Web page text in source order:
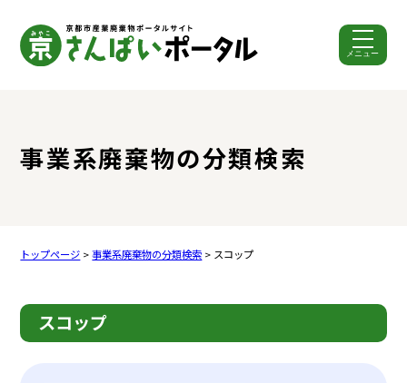
メニュー
事業系廃棄物の分類検索
トップページ >事業系廃棄物の分類検索 > スコップ
スコップ